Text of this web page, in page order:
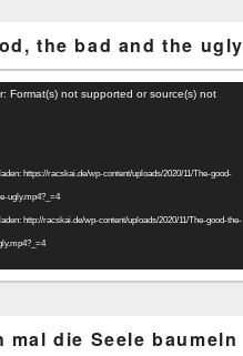
the bad and the ugly
Format(s) not supported or source(s) not
https://racskai.de/wp-content/uploads/2020/11/The-good-
ugly.mp4?_=4
http://racskai.de/wp-content/uploads/2020/11/The-good-the-
mal die Seele baumeln